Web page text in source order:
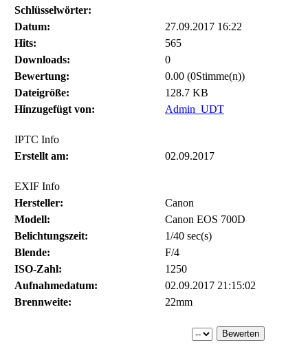
Schlüsselwörter:
Datum:
27.09.2017 16:22
Hits:
565
Downloads:
0
Bewertung:
0.00 (0Stimme(n))
Dateigröße:
128.7 KB
Hinzugefügt von:
Admin_UDT
IPTC Info
Erstellt am:
02.09.2017
EXIF Info
Hersteller:
Canon
Modell:
Canon EOS 700D
Belichtungszeit:
1/40 sec(s)
Blende:
F/4
ISO-Zahl:
1250
Aufnahmedatum:
02.09.2017 21:15:02
Brennweite:
22mm